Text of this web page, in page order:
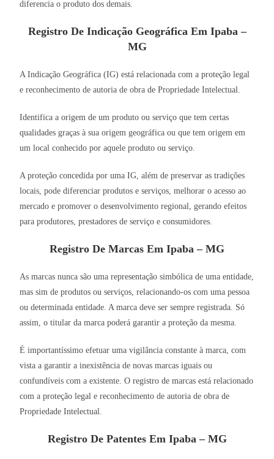
diferencia o produto dos demais.
Registro De Indicação Geográfica Em Ipaba –
MG
A Indicação Geográfica (IG) está relacionada com a proteção legal
e reconhecimento de autoria de obra de Propriedade Intelectual.
Identifica a origem de um produto ou serviço que tem certas
qualidades graças à sua origem geográfica ou que tem origem em
um local conhecido por aquele produto ou serviço.
A proteção concedida por uma IG, além de preservar as tradições
locais, pode diferenciar produtos e serviços, melhorar o acesso ao
mercado e promover o desenvolvimento regional, gerando efeitos
para produtores, prestadores de serviço e consumidores.
Registro De Marcas Em Ipaba – MG
As marcas nunca são uma representação simbólica de uma entidade,
mas sim de produtos ou serviços, relacionando-os com uma pessoa
ou determinada entidade. A marca deve ser sempre registrada. Só
assim, o titular da marca poderá garantir a proteção da mesma.
É importantíssimo efetuar uma vigilância constante à marca, com
vista a garantir a inexistência de novas marcas iguais ou
confundíveis com a existente. O registro de marcas está relacionado
com a proteção legal e reconhecimento de autoria de obra de
Propriedade Intelectual.
Registro De Patentes Em Ipaba – MG